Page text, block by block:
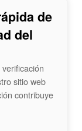
de
del
sitio web
contribuye